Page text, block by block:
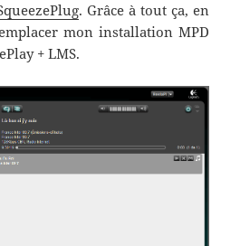
. Grâce à tout ça, en
mon installation MPD
+ LMS.